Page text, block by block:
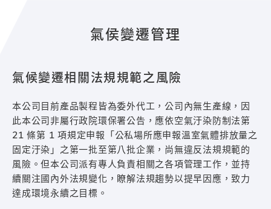
氣侯變遷管理
氣候變遷相關法規規範之風險
本公司目前產品製程皆為委外代工，公司內無生產線，因
此本公司非屬行政院環保署公告，應依空氣汙染防制法第
21 條第 1 項規定申報「公私場所應申報溫室氣體排放量之
固定汙染」之第一批至第八批企業，尚無違反法規規範的
風險。但本公司派有專人負責相關之各項管理工作，並持
續關注國內外法規變化，瞭解法規趨勢以提早因應，致力
達成環境永續之目標。